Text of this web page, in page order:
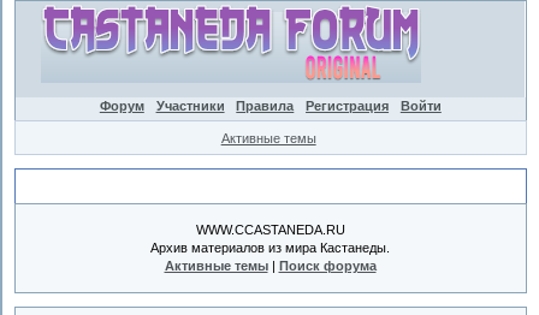
Форум Участники Правила Регистрация Войти
Активные темы
WWW.CCASTANEDA.RU
Архив материалов из мира Кастанеды.
Активные темы| Поиск форума